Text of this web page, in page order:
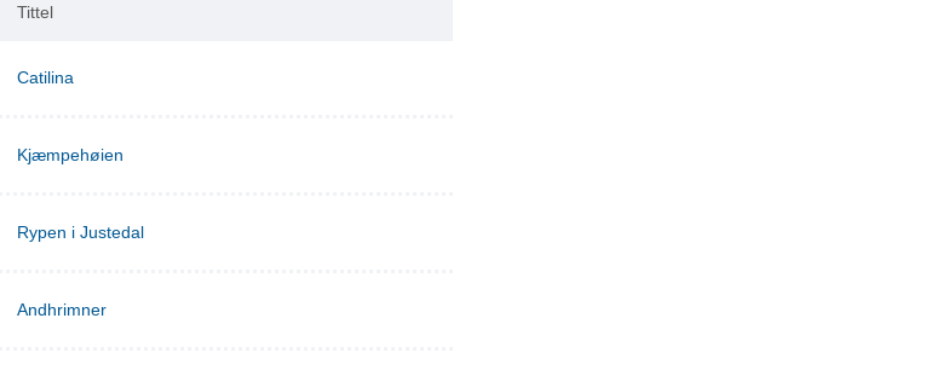
Tittel
Catilina
Kjæmpehøien
Rypen i Justedal
Andhrimner